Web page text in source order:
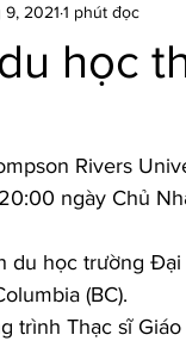
học
9, 2021 1 phút đọc
Rivers
ngày Chủ
du học trường
(BC).
trình Thạc sĩ